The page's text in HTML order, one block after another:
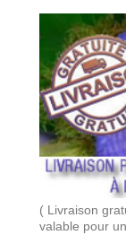
( Livraison
valable pour